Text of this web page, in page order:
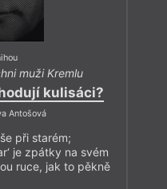
muži Kremlu
kulisáci?
Antošová
při starém;
je zpátky na svém
ruce, jak to pěkně